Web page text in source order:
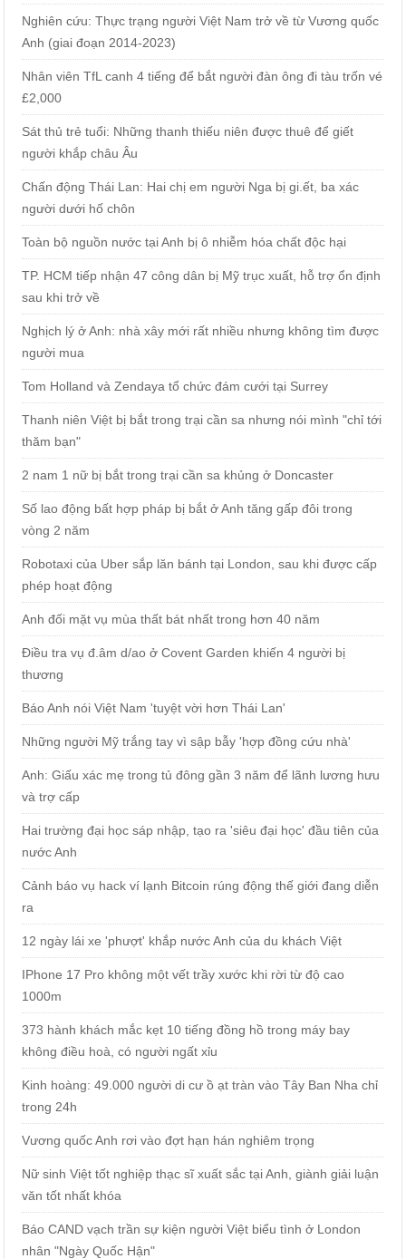
Nghiên cứu: Thực trạng người Việt Nam trở về từ Vương quốc
Anh (giai đoạn 2014-2023)
Nhân viên TfL canh 4 tiếng để bắt người đàn ông đi tàu trốn vé
£2,000
Sát thủ trẻ tuổi: Những thanh thiếu niên được thuê để giết
người khắp châu Âu
Chấn động Thái Lan: Hai chị em người Nga bị gi.ết, ba xác
người dưới hố chôn
Toàn bộ nguồn nước tại Anh bị ô nhiễm hóa chất độc hại
TP. HCM tiếp nhận 47 công dân bị Mỹ trục xuất, hỗ trợ ổn định
sau khi trở về
Nghịch lý ở Anh: nhà xây mới rất nhiều nhưng không tìm được
người mua
Tom Holland và Zendaya tổ chức đám cưới tại Surrey
Thanh niên Việt bị bắt trong trại cần sa nhưng nói mình "chỉ tới
thăm bạn"
2 nam 1 nữ bị bắt trong trại cần sa khủng ở Doncaster
Số lao động bất hợp pháp bị bắt ở Anh tăng gấp đôi trong
vòng 2 năm
Robotaxi của Uber sắp lăn bánh tại London, sau khi được cấp
phép hoạt động
Anh đối mặt vụ mùa thất bát nhất trong hơn 40 năm
Điều tra vụ đ.âm d/ao ở Covent Garden khiến 4 người bị
thương
Báo Anh nói Việt Nam 'tuyệt vời hơn Thái Lan'
Những người Mỹ trắng tay vì sập bẫy 'hợp đồng cứu nhà'
Anh: Giấu xác mẹ trong tủ đông gần 3 năm để lãnh lương hưu
và trợ cấp
Hai trường đại học sáp nhập, tạo ra 'siêu đại học' đầu tiên của
nước Anh
Cảnh báo vụ hack ví lạnh Bitcoin rúng động thế giới đang diễn
ra
12 ngày lái xe 'phượt' khắp nước Anh của du khách Việt
IPhone 17 Pro không một vết trầy xước khi rời từ độ cao
1000m
373 hành khách mắc kẹt 10 tiếng đồng hồ trong máy bay
không điều hoà, có người ngất xỉu
Kinh hoàng: 49.000 người di cư ồ ạt tràn vào Tây Ban Nha chỉ
trong 24h
Vương quốc Anh rơi vào đợt hạn hán nghiêm trọng
Nữ sinh Việt tốt nghiệp thạc sĩ xuất sắc tại Anh, giành giải luận
văn tốt nhất khóa
Báo CAND vạch trần sự kiện người Việt biểu tình ở London
nhân "Ngày Quốc Hận"